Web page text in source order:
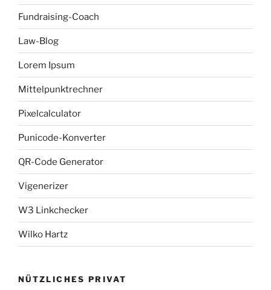
Fundraising-Coach
Law-Blog
Lorem Ipsum
Mittelpunktrechner
Pixelcalculator
Punicode-Konverter
QR-Code Generator
Vigenerizer
W3 Linkchecker
Wilko Hartz
NÜTZLICHES PRIVAT